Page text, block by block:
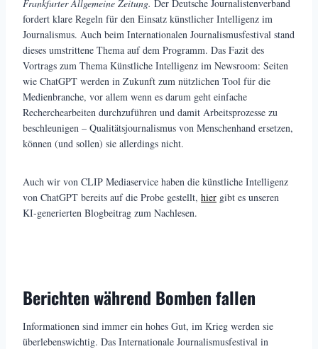
Frankfurter Allgemeine Zeitung. Der Deutsche Journalistenverband
fordert klare Regeln für den Einsatz künstlicher Intelligenz im
Journalismus. Auch beim Internationalen Journalismusfestival stand
dieses umstrittene Thema auf dem Programm. Das Fazit des
Vortrags zum Thema Künstliche Intelligenz im Newsroom: Seiten
wie ChatGPT werden in Zukunft zum nützlichen Tool für die
Medienbranche, vor allem wenn es darum geht einfache
Recherchearbeiten durchzuführen und damit Arbeitsprozesse zu
beschleunigen – Qualitätsjournalismus von Menschenhand ersetzen,
können (und sollen) sie allerdings nicht.
Auch wir von CLIP Mediaservice haben die künstliche Intelligenz
von ChatGPT bereits auf die Probe gestellt, hier gibt es unseren
KI-generierten Blogbeitrag zum Nachlesen.
Berichten während Bomben fallen
Informationen sind immer ein hohes Gut, im Krieg werden sie
überlebenswichtig. Das Internationale Journalismusfestival in